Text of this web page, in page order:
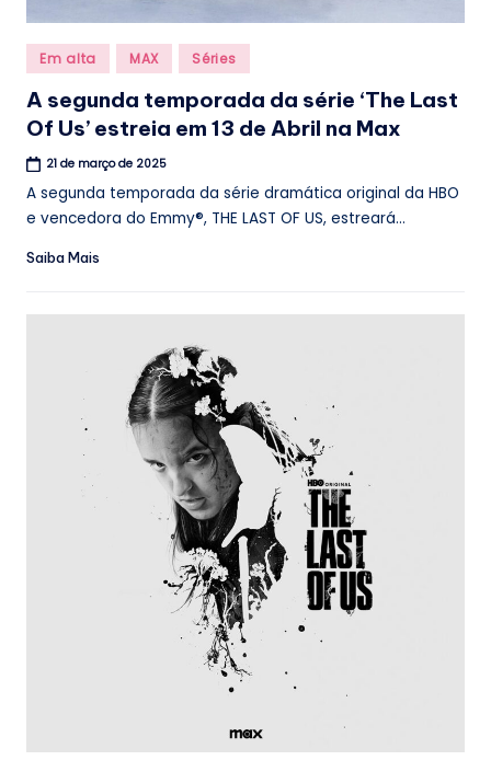
Posted
in
Em alta MAX Séries
A segunda temporada da série ‘The Last
Of Us’ estreia em 13 de Abril na Max
21 de março de 2025
A segunda temporada da série dramática original da HBO
e vencedora do Emmy®, THE LAST OF US, estreará...
Saiba Mais